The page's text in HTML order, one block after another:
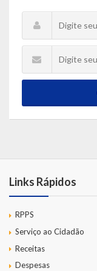
Links Rápidos
RPPS
Serviço ao Cidadão
Receitas
Despesas